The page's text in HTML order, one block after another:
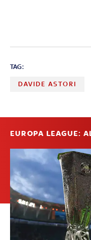
TAG:
DAVIDE ASTORI
EUROPA LEAGUE: